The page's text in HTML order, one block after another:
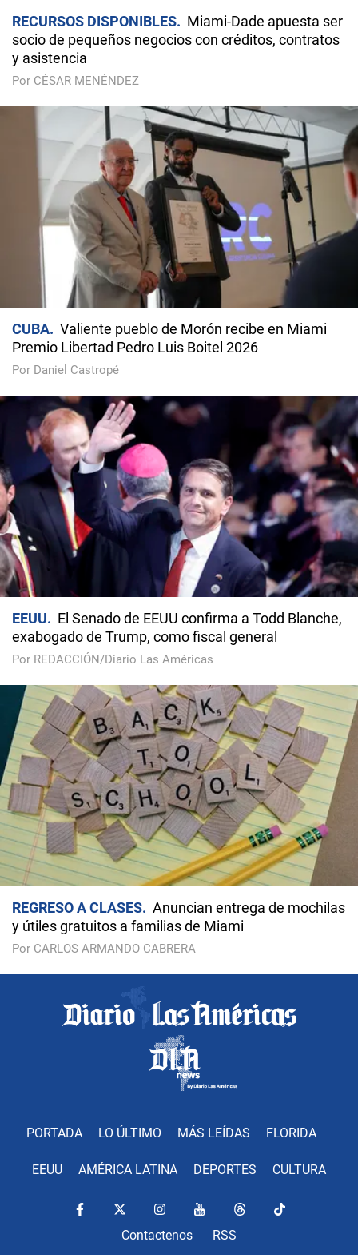
RECURSOS DISPONIBLES
Miami-Dade apuesta ser
socio de pequeños negocios con créditos, contratos
y asistencia
Por CÉSAR MENÉNDEZ
CUBA
Valiente pueblo de Morón recibe en Miami
Premio Libertad Pedro Luis Boitel 2026
Por Daniel Castropé
EEUU
El Senado de EEUU confirma a Todd Blanche,
exabogado de Trump, como fiscal general
Por REDACCIÓN/Diario Las Américas
REGRESO A CLASES
Anuncian entrega de mochilas
y útiles gratuitos a familias de Miami
Por CARLOS ARMANDO CABRERA
PORTADA LO ÚLTIMO MÁS LEÍDAS FLORIDA
EEUU AMÉRICA LATINA DEPORTES CULTURA
Contactenos RSS